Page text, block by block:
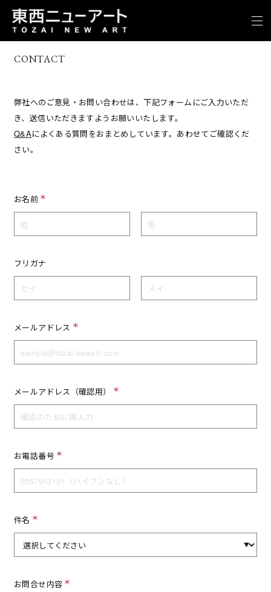
CONTACT
弊社へのご意見・お問い合わせは、下記フォームにご入力いただ
き、送信いただきますようお願いいたします。
Q&Aによくある質問をおまとめしています。あわせてご確認くだ
さい。
お名前
フリガナ
メールアドレス
メールアドレス（確認用）
お電話番号
件名
お問合せ内容